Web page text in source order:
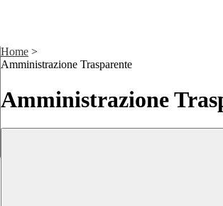
Home >
Amministrazione Trasparente
Amministrazione